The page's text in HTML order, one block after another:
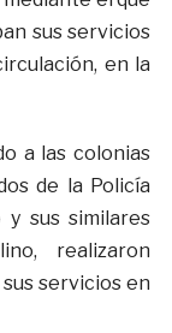
sus servicios
en la
a las colonias
de la Policía
y sus similares
realizaron
servicios en